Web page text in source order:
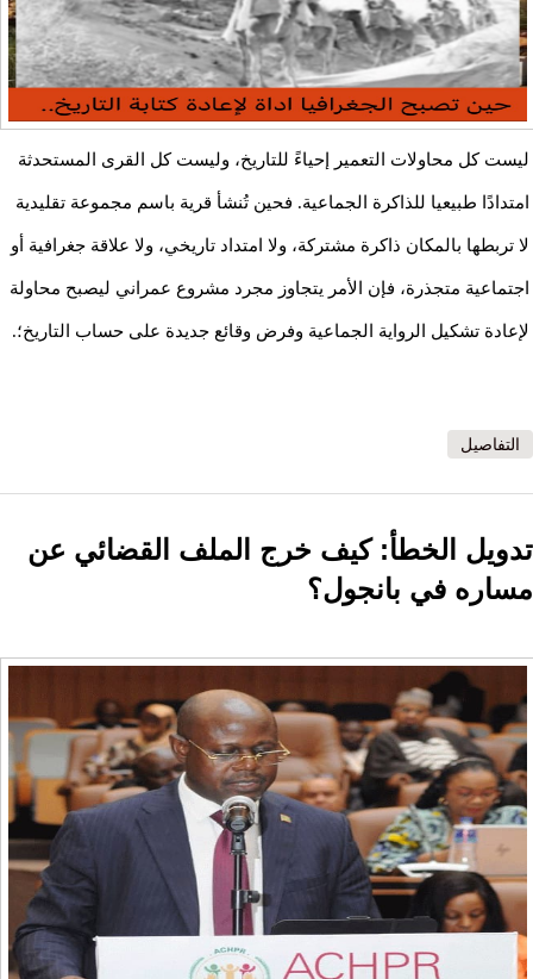
ليست كل محاولات التعمير إحياءً للتاريخ، وليست كل القرى المستحدثة
امتدادًا طبيعيا للذاكرة الجماعية. فحين تُنشأ قرية باسم مجموعة تقليدية
لا تربطها بالمكان ذاكرة مشتركة، ولا امتداد تاريخي، ولا علاقة جغرافية أو
اجتماعية متجذرة، فإن الأمر يتجاوز مجرد مشروع عمراني ليصبح محاولة
لإعادة تشكيل الرواية الجماعية وفرض وقائع جديدة على حساب التاريخ؛.
التفاصيل
تدويل الخطأ: كيف خرج الملف القضائي عن
مساره في بانجول؟